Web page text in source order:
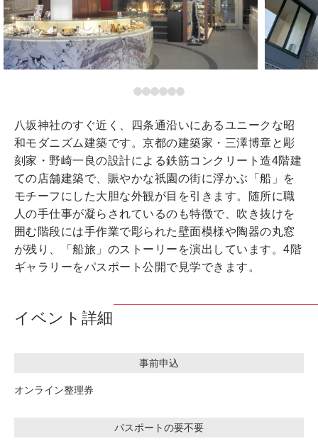
八坂神社のすぐ近く、四条通沿いにあるユニークな昭
和モダニズム建築です。京都の建築家・三澤博章と彫
刻家・野崎一良の設計による鉄筋コンクリート造4階建
ての店舗建築で、賑やかな祇園の街に浮かぶ「船」を
モチーフにした大胆な外観が目を引きます。随所に職
人の手仕事が凝らされているのも特徴で、吹き抜けを
囲む階段には手作業で彫られた壁面模様や陶器の丸窓
が残り、「船旅」のストーリーを演出しています。4階
ギャラリーをパスポート公開で見学できます。
イベント詳細
事前申込
オンライン整理券
パスポートの要不要